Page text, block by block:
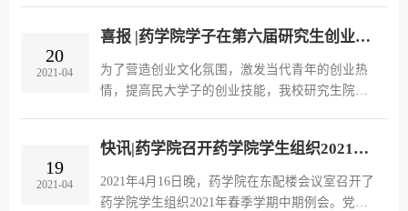
时毛泽东、李大钊...
联合主办，生命与环境科学学院承办，是面向全
校的科普讲解大赛。我院2020级硕士郭颖同学在
学校举办的第四届科普讲解大赛中以总分第三名
科学实验小鼠和普...
20
2021-04
喜报 |药学院学子在第六届研究生创业创意大赛中喜获佳绩
为了营造创业文化氛围，激发当代青年的创业热
情，提高民大学子的创业技能，我校研究生院隆
子不负众望，在此次比赛获得三等奖。三等奖一
类新药物“蛇含委陵菜酸”靶向治疗非小细胞肺癌
药学院历来高度重视产学研结合，大力支持学生
19
2021-04
快讯|药学院召开药学院学生组织2021年春季学期中期例会
2021年4月16日晚，药学院在东配楼会议室召开了
药学院学生组织2021年春季学期中期例会。党总